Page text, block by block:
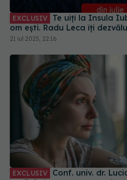
EXCLUSIV
om ești. Radu Leca îți
21 iul 2025, 22:16
EXCLUSIV